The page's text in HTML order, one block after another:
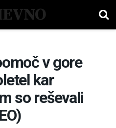
v gore
kar
so reševali